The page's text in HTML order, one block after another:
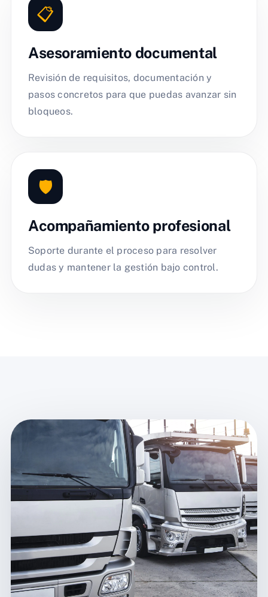
📋
Asesoramiento documental
Revisión de requisitos, documentación y
pasos concretos para que puedas avanzar sin
bloqueos.
🛡️
Acompañamiento profesional
Soporte durante el proceso para resolver
dudas y mantener la gestión bajo control.